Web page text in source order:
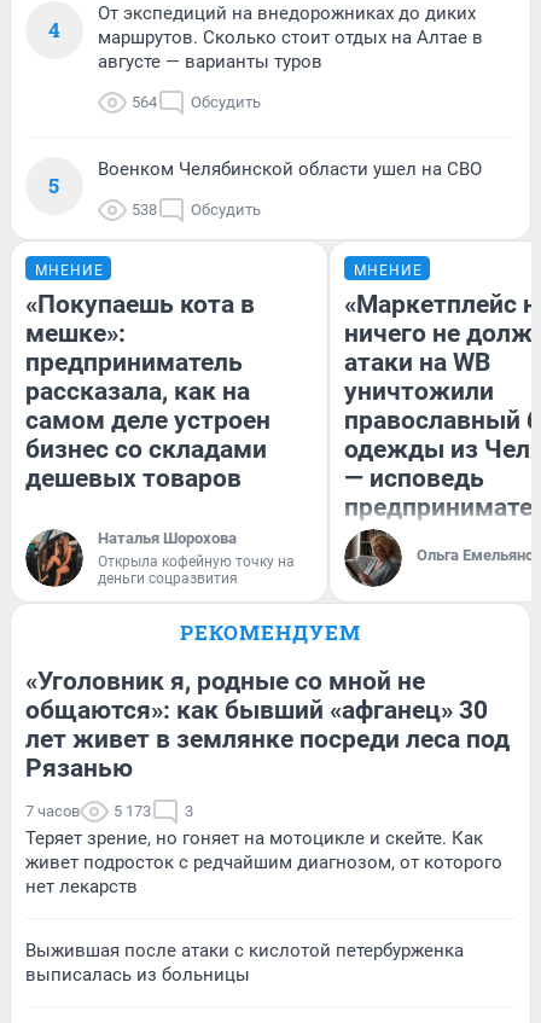
4
От экспедиций на внедорожниках до диких
маршрутов. Сколько стоит отдых на Алтае в
августе — варианты туров
564 Обсудить
5
Военком Челябинской области ушел на СВО
538 Обсудить
МНЕНИЕ
«Покупаешь кота в
мешке»:
предприниматель
рассказала, как на
самом деле устроен
бизнес со складами
дешевых товаров
Наталья Шорохова
Открыла кофейную точку на
деньги соцразвития
МНЕНИЕ
«Маркетплейс
ничего не
атаки на WB
уничтожили
православный
одежды из
— исповедь
Ольга
РЕКОМЕНДУЕМ
«Уголовник я, родные со мной не
общаются»: как бывший «афганец» 30
лет живет в землянке посреди леса под
Рязанью
7 часов 5 173 3
Теряет зрение, но гоняет на мотоцикле и скейте. Как
живет подросток с редчайшим диагнозом, от которого
нет лекарств
Выжившая после атаки с кислотой петербурженка
выписалась из больницы